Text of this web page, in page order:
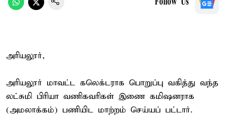
அரியலூர்,
அரியலூர் மாவட்ட கலெக்டராக பொறுப்பு வகித்து வந்த
லட்சுமி பிரியா வணிகவரிகள் இணை கமிஷனராக
(அமலாக்கம்) பணியிட மாற்றம் செய்யப் பட்டார்.